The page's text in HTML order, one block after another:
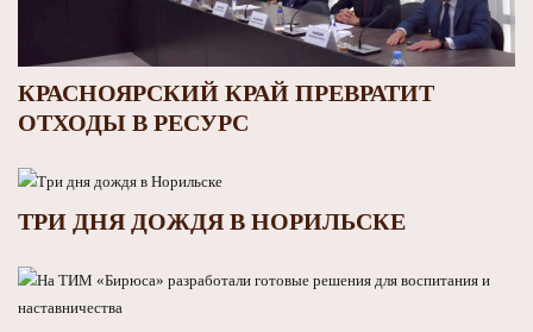
КРАСНОЯРСКИЙ КРАЙ ПРЕВРАТИТ
ОТХОДЫ В РЕСУРС
ТРИ ДНЯ ДОЖДЯ В НОРИЛЬСКЕ